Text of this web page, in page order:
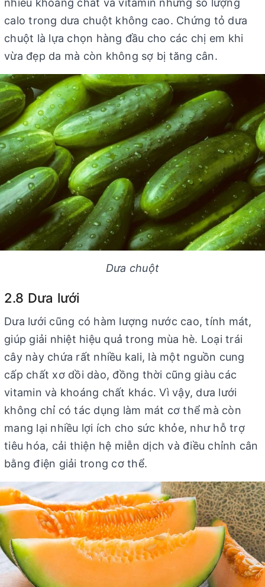
nhiều khoáng chất và vitamin nhưng số lượng
calo trong dưa chuột không cao. Chứng tỏ dưa
chuột là lựa chọn hàng đầu cho các chị em khi
vừa đẹp da mà còn không sợ bị tăng cân.
Dưa chuột
2.8 Dưa lưới
Dưa lưới cũng có hàm lượng nước cao, tính mát,
giúp giải nhiệt hiệu quả trong mùa hè. Loại trái
cây này chứa rất nhiều kali, là một nguồn cung
cấp chất xơ dồi dào, đồng thời cũng giàu các
vitamin và khoáng chất khác. Vì vậy, dưa lưới
không chỉ có tác dụng làm mát cơ thể mà còn
mang lại nhiều lợi ích cho sức khỏe, như hỗ trợ
tiêu hóa, cải thiện hệ miễn dịch và điều chỉnh cân
bằng điện giải trong cơ thể.